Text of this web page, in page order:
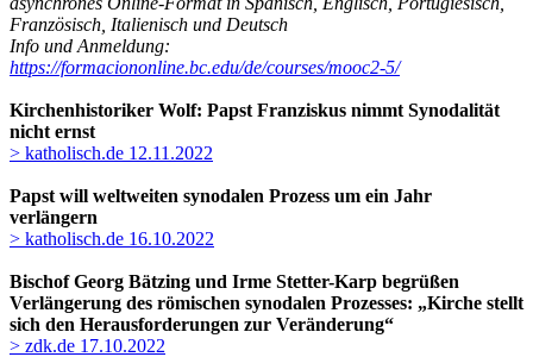
Französisch, Italienisch und Deutsch
Info und Anmeldung:
https://formaciononline.bc.edu/de/courses/mooc2-5/
Kirchenhistoriker Wolf: Papst Franziskus nimmt Synodalität
nicht ernst
> katholisch.de 12.11.2022
Papst will weltweiten synodalen Prozess um ein Jahr
verlängern
> katholisch.de 16.10.2022
Bischof Georg Bätzing und Irme Stetter-Karp begrüßen
Verlängerung des römischen synodalen Prozesses: „Kirche stellt
sich den Herausforderungen zur Veränderung“
> zdk.de 17.10.2022